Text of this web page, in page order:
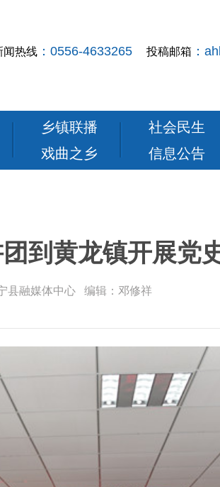
闻热线 ：0556-4633265 投稿邮箱 ：
乡镇联播
戏曲之乡
社会民生
信息公告
到黄龙镇开展党
县融媒体中心 编辑：邓修祥